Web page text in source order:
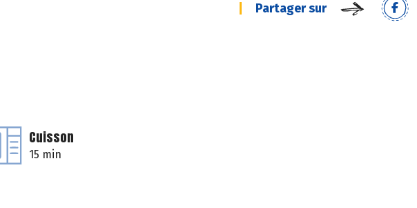
Partager sur
Cuisson
15 min